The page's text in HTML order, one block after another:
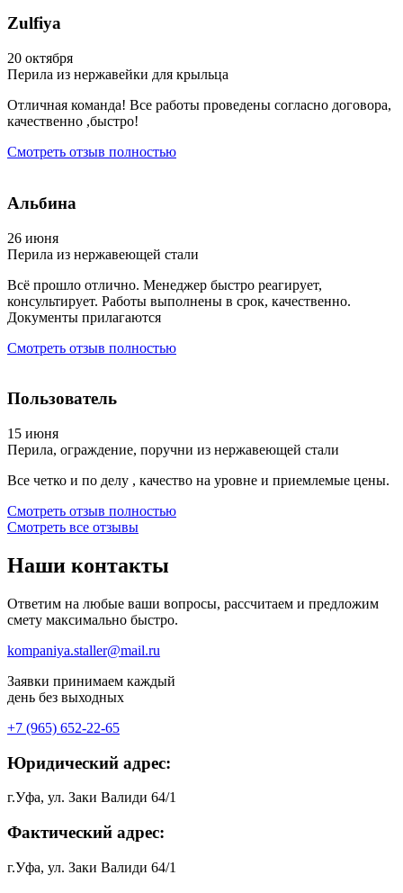
Zulfiya
20 октября
Перила из нержавейки для крыльца
Отличная команда! Все работы проведены согласно договора,
качественно ,быстро!
Смотреть отзыв полностью
Альбина
26 июня
Перила из нержавеющей стали
Всё прошло отлично. Менеджер быстро реагирует,
консультирует. Работы выполнены в срок, качественно.
Документы прилагаются
Смотреть отзыв полностью
Пользователь
15 июня
Перила, ограждение, поручни из нержавеющей стали
Все четко и по делу , качество на уровне и приемлемые цены.
Смотреть отзыв полностью
Смотреть все отзывы
Наши контакты
Ответим на любые ваши вопросы, рассчитаем и предложим
смету максимально быстро.
kompaniya.staller@mail.ru
Заявки принимаем каждый
день без выходных
+7 (965) 652-22-65
Юридический адрес:
г.Уфа, ул. Заки Валиди 64/1
Фактический адрес:
г.Уфа, ул. Заки Валиди 64/1